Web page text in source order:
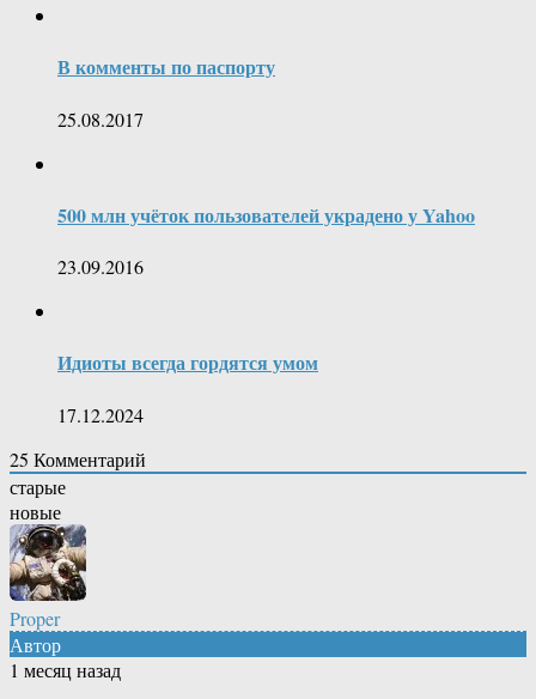
В комменты по паспорту
25.08.2017
500 млн учёток пользователей украдено у Yahoo
23.09.2016
Идиоты всегда гордятся умом
17.12.2024
25 Комментарий
старые
новые
Proper
Автор
1 месяц назад